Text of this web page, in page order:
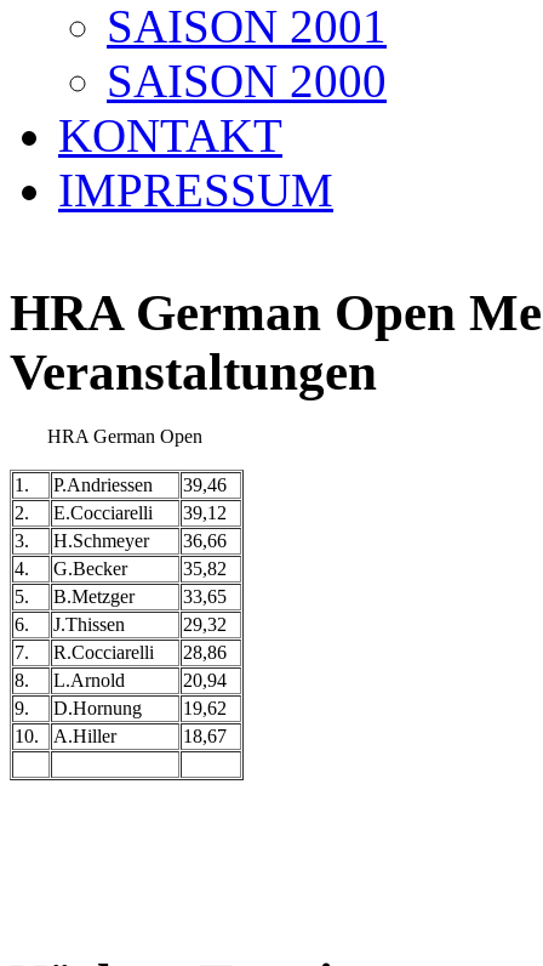
SAISON 2001
SAISON 2000
KONTAKT
IMPRESSUM
HRA German Open
Veranstaltungen
HRA German Open
1. P.Andriessen
39,46
2.
E.Cocciarelli
39,12
3.
H.Schmeyer
36,66
4.
G.Becker
35,82
5.
B.Metzger
33,65
6.
J.Thissen
29,32
7.
R.Cocciarelli
28,86
8.
L.Arnold
20,94
9.
D.Hornung
19,62
10.
A.Hiller 18,67